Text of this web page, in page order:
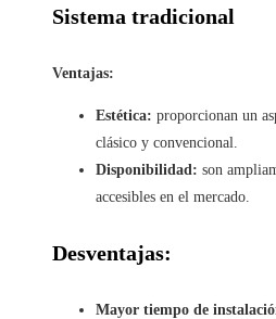
Sistema tradicional
Ventajas:
Estética: proporcionan un
clásico y convencional.
Disponibilidad: son
accesibles en el mercado.
Desventajas:
Mayor tiempo de